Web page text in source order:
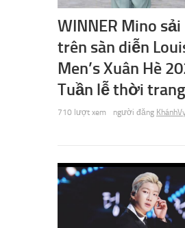
WINNER Mino
trên sàn diễn
Men’s Xuân Hè
Tuần lễ thời
710 lượt xem người đăng